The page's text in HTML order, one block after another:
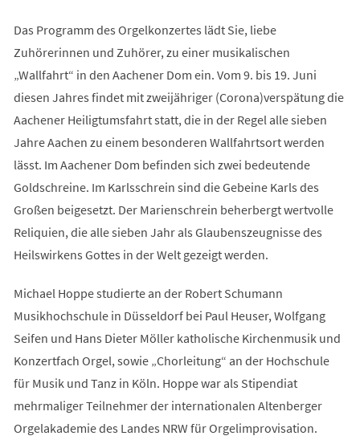
Das Programm des Orgelkonzertes lädt Sie, liebe
Zuhörerinnen und Zuhörer, zu einer musikalischen
„Wallfahrt“ in den Aachener Dom ein. Vom 9. bis 19. Juni
diesen Jahres findet mit zweijähriger (Corona)verspätung die
Aachener Heiligtumsfahrt statt, die in der Regel alle sieben
Jahre Aachen zu einem besonderen Wallfahrtsort werden
lässt. Im Aachener Dom befinden sich zwei bedeutende
Goldschreine. Im Karlsschrein sind die Gebeine Karls des
Großen beigesetzt. Der Marienschrein beherbergt wertvolle
Reliquien, die alle sieben Jahr als Glaubenszeugnisse des
Heilswirkens Gottes in der Welt gezeigt werden.
Michael Hoppe studierte an der Robert Schumann
Musikhochschule in Düsseldorf bei Paul Heuser, Wolfgang
Seifen und Hans Dieter Möller katholische Kirchenmusik und
Konzertfach Orgel, sowie „Chorleitung“ an der Hochschule
für Musik und Tanz in Köln. Hoppe war als Stipendiat
mehrmaliger Teilnehmer der internationalen Altenberger
Orgelakademie des Landes NRW für Orgelimprovisation.